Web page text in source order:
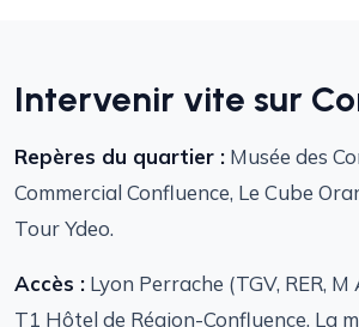
Intervenir vite sur
Repères du quartier : Musée des
Commercial Confluence, Le Cube
Tour Ydeo.
Accès : Lyon Perrache (TGV, RER,
T1 Hôtel de Région-Confluence. La